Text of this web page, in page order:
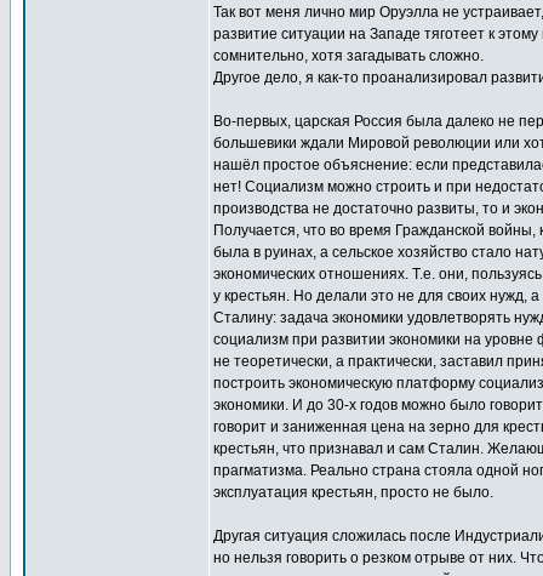
Так вот меня лично мир Оруэлла не
развитие ситуации на Западе тяготеет к
сомнительно, хотя загадывать сложно.
Другое дело, я как-то проанализировал
Во-первых, царская Россия была далеко не
большевики ждали Мировой революции или
нашёл простое объяснение: если
нет! Социализм можно строить и при
производства не достаточно развиты, то и
Получается, что во время Гражданской
была в руинах, а сельское хозяйство стало
экономических отношениях. Т.е. они,
у крестьян. Но делали это не для своих нужд,
Сталину: задача экономики удовлетворять
социализм при развитии экономики на
не теоретически, а практически, заставил
построить экономическую платформу
экономики. И до 30-х годов можно было
говорит и заниженная цена на зерно для
крестьян, что признавал и сам Сталин.
прагматизма. Реально страна стояла одной
эксплуатация крестьян, просто не было.
Другая ситуация сложилась после
но нельзя говорить о резком отрыве от них.